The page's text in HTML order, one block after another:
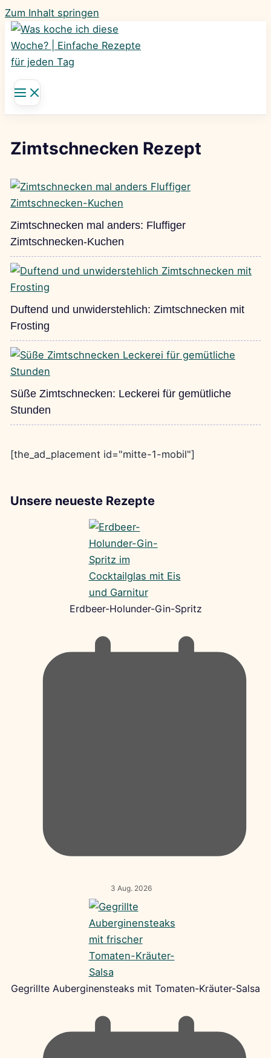
Zum Inhalt springen
Zimtschnecken Rezept
Zimtschnecken mal anders: Fluffiger
Zimtschnecken-Kuchen
Duftend und unwiderstehlich: Zimtschnecken mit
Frosting
Süße Zimtschnecken: Leckerei für gemütliche
Stunden
[the_ad_placement id="mitte-1-mobil"]
Unsere neueste Rezepte
Erdbeer-Holunder-Gin-Spritz
3 Aug. 2026
Gegrillte Auberginensteaks mit Tomaten-Kräuter-Salsa